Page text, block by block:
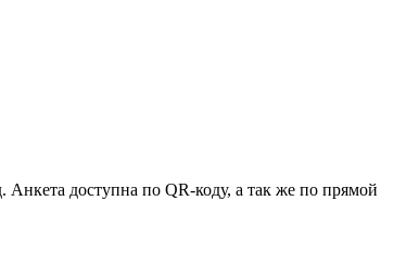
доступна по QR-коду, а так же по прямой